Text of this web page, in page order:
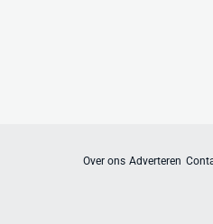
Over ons Adverteren